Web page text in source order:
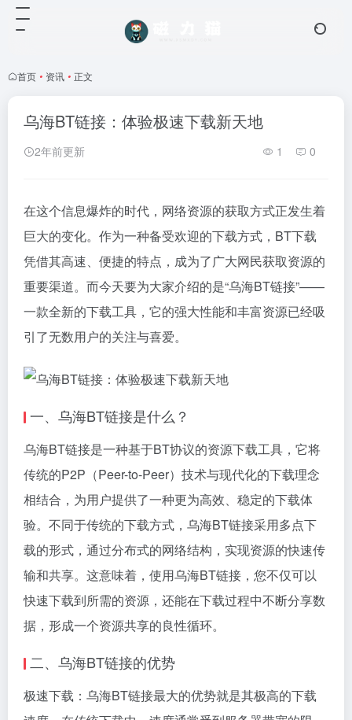
首页 • 资讯 • 正文
乌海BT链接：体验极速下载新天地
2年前更新 1 0
在这个信息爆炸的时代，网络资源的获取方式正发生着
巨大的变化。作为一种备受欢迎的下载方式，BT下载
凭借其高速、便捷的特点，成为了广大网民获取资源的
重要渠道。而今天要为大家介绍的是“乌海BT链接”——
一款全新的下载工具，它的强大性能和丰富资源已经吸
引了无数用户的关注与喜爱。
一、乌海BT链接是什么？
乌海BT链接是一种基于BT协议的资源下载工具，它将
传统的P2P（Peer-to-Peer）技术与现代化的下载理念
相结合，为用户提供了一种更为高效、稳定的下载体
验。不同于传统的下载方式，乌海BT链接采用多点下
载的形式，通过分布式的网络结构，实现资源的快速传
输和共享。这意味着，使用乌海BT链接，您不仅可以
快速下载到所需的资源，还能在下载过程中不断分享数
据，形成一个资源共享的良性循环。
二、乌海BT链接的优势
极速下载：乌海BT链接最大的优势就是其极高的下载